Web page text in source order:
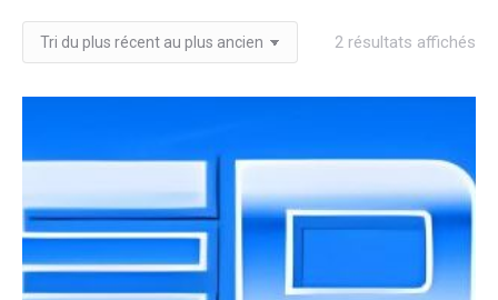
2 résultats affichés